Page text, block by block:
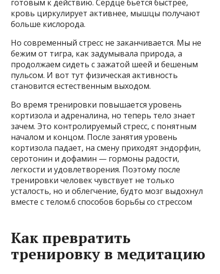
готовым к действию. Сердце бьется быстрее,
кровь циркулирует активнее, мышцы получают
больше кислорода.
Но современный стресс не заканчивается. Мы не
бежим от тигра, как задумывала природа, а
продолжаем сидеть с зажатой шеей и бешеным
пульсом. И вот тут физическая активность
становится естественным выходом.
Во время тренировки повышается уровень
кортизола и адреналина, но теперь тело знает
зачем. Это контролируемый стресс, с понятным
началом и концом. После занятия уровень
кортизола падает, на смену приходят эндорфин,
серотонин и дофамин — гормоны радости,
легкости и удовлетворения. Поэтому после
тренировки человек чувствует не только
усталость, но и облегчение, будто мозг выдохнул
вместе с телом.6 способов борьбы со стрессом
Как превратить
тренировку в медитацию